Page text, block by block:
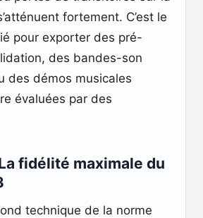
fortement. C’est le
pour exporter des pré-
des bandes-son
des démos musicales
évaluées par des
fidélité maximale du
technique de la norme